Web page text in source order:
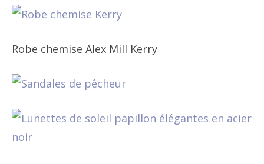
Robe chemise Alex Mill Kerry